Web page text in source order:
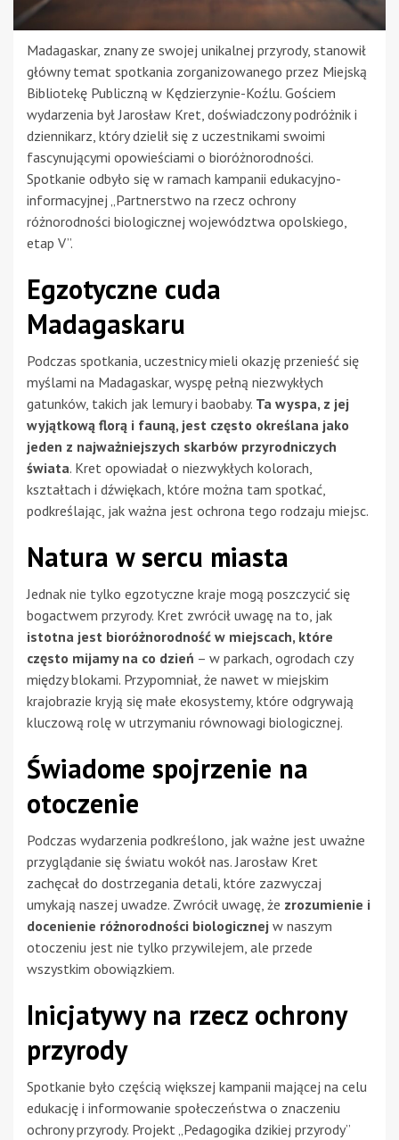
Madagaskar, znany ze swojej unikalnej przyrody, stanowił
główny temat spotkania zorganizowanego przez Miejską
Bibliotekę Publiczną w Kędzierzynie-Koźlu. Gościem
wydarzenia był Jarosław Kret, doświadczony podróżnik i
dziennikarz, który dzielił się z uczestnikami swoimi
fascynującymi opowieściami o bioróżnorodności.
Spotkanie odbyło się w ramach kampanii edukacyjno-
informacyjnej „Partnerstwo na rzecz ochrony
różnorodności biologicznej województwa opolskiego,
etap V”.
Egzotyczne cuda
Madagaskaru
Podczas spotkania, uczestnicy mieli okazję przenieść się
myślami na Madagaskar, wyspę pełną niezwykłych
gatunków, takich jak lemury i baobaby. Ta wyspa, z jej
wyjątkową florą i fauną, jest często określana jako
jeden z najważniejszych skarbów przyrodniczych
świata. Kret opowiadał o niezwykłych kolorach,
kształtach i dźwiękach, które można tam spotkać,
podkreślając, jak ważna jest ochrona tego rodzaju miejsc.
Natura w sercu miasta
Jednak nie tylko egzotyczne kraje mogą poszczycić się
bogactwem przyrody. Kret zwrócił uwagę na to, jak
istotna jest bioróżnorodność w miejscach, które
często mijamy na co dzień – w parkach, ogrodach czy
między blokami. Przypomniał, że nawet w miejskim
krajobrazie kryją się małe ekosystemy, które odgrywają
kluczową rolę w utrzymaniu równowagi biologicznej.
Świadome spojrzenie na
otoczenie
Podczas wydarzenia podkreślono, jak ważne jest uważne
przyglądanie się światu wokół nas. Jarosław Kret
zachęcał do dostrzegania detali, które zazwyczaj
umykają naszej uwadze. Zwrócił uwagę, że zrozumienie i
docenienie różnorodności biologicznej w naszym
otoczeniu jest nie tylko przywilejem, ale przede
wszystkim obowiązkiem.
Inicjatywy na rzecz ochrony
przyrody
Spotkanie było częścią większej kampanii mającej na celu
edukację i informowanie społeczeństwa o znaczeniu
ochrony przyrody. Projekt „Pedagogika dzikiej przyrody”